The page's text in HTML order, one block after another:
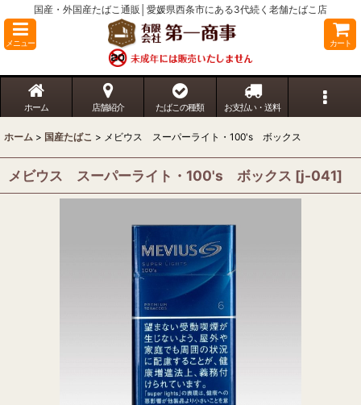
国産・外国産たばこ通販│愛媛県西条市にある3代続く老舗たばこ店
メニュー カート
ホーム 店舗紹介 たばこの種類 お支払い・送料
ホーム > 国産たばこ > メビウス スーパーライト・100's ボックス
メビウス スーパーライト・100's ボックス [j-041]